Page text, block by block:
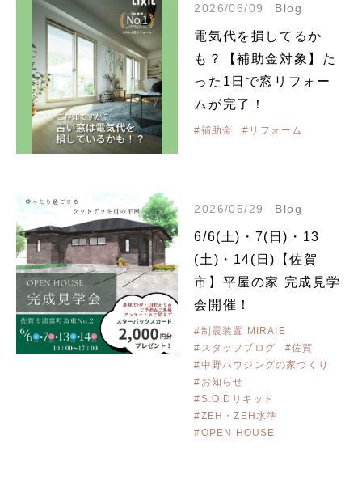
2026/06/09 Blog
電気代を損してるか
も？【補助金対象】た
った1日で窓リフォー
ムが完了！
#補助金 #リフォーム
2026/05/29 Blog
6/6(土)・7(日)・13
(土)・14(日)【佐賀
市】平屋の家 完成見学
会開催！
#制震装置 MIRAIE
#スタッフブログ
#佐賀
#中野ハウジングの家づくり
#お知らせ
#S.O.Dリキッド
#ZEH・ZEH水準
#OPEN HOUSE